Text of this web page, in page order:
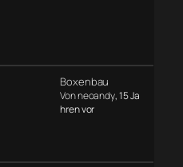
Boxenbau
Von neoandy, 15 Ja
hren vor